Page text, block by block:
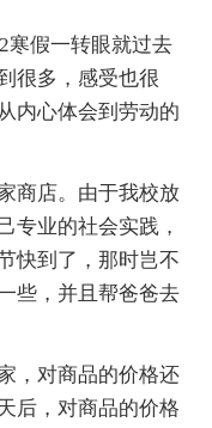
假一转眼就过去
很多，感受也很
内心体会到劳动的
店。由于我校放
专业的社会实践，
快到了，那时岂不
些，并且帮爸爸去
对商品的价格还
后，对商品的价格